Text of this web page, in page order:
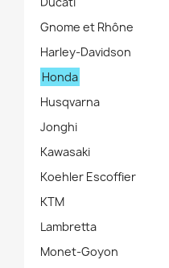
Gnome et Rhône
Harley-Davidson
Honda
Husqvarna
Jonghi
Kawasaki
Koehler Escoffier
KTM
Lambretta
Monet-Goyon